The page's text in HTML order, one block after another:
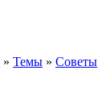
» Темы » Советы